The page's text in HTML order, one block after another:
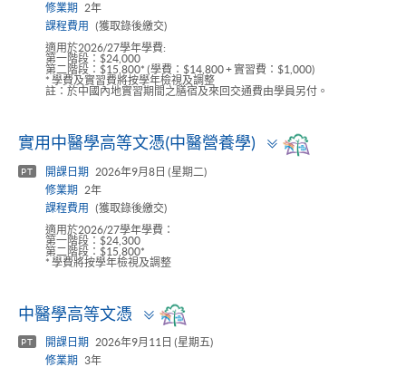
修業期
2年
課程費用
(獲取錄後繳交)
適用於2026/27學年學費:
第一階段：$24,000
第二階段：$15,800* (學費：$14,800 + 實習費：$1,000)
* 學費及實習費將按學年檢視及調整
註：於中國內地實習期間之膳宿及來回交通費由學員另付。
實用中醫學高等文憑(中醫營養學)
Toggle
panel
PT 開課日期
2026年9月8日 (星期二)
修業期
2年
課程費用
(獲取錄後繳交)
適用於2026/27學年學費：
第一階段：$24,300
第二階段：$15,800*
* 學費將按學年檢視及調整
中醫學高等文憑
Toggle
panel
PT 開課日期
2026年9月11日 (星期五)
修業期
3年